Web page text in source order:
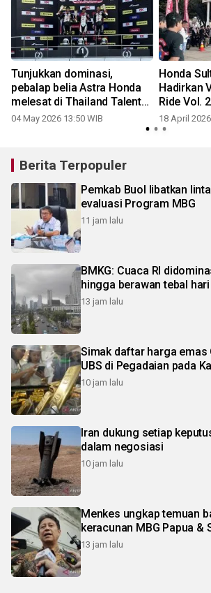
Tunjukkan dominasi,
pebalap belia Astra Honda
melesat di Thailand Talent
Cup 2026
04 May 2026 13:50 WIB
Honda
Hadirkan
Ride Vol.
18 April
Berita Terpopuler
Pemkab Buol libatkan
evaluasi Program MBG
11 jam lalu
BMKG: Cuaca RI
hingga berawan tebal
13 jam lalu
Simak daftar harga emas
UBS di Pegadaian pada
10 jam lalu
Iran dukung setiap
dalam negosiasi
10 jam lalu
Menkes ungkap temuan
keracunan MBG Papua &
13 jam lalu